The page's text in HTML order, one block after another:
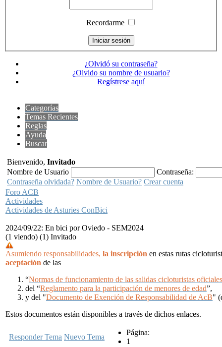
Recordarme
¿Olvidó su contraseña?
¿Olvido su nombre de usuario?
Regístrese aquí
Categorías
Temas Recientes
Reglas
Ayuda
Buscar
Bienvenido, Invitado
Nombre de Usuario
Contraseña:
Contraseña olvidada? Nombre de Usuario? Crear cuenta
Foro ACB
Actividades
Actividades de Asturies ConBici
2024/09/22: En bici por Oviedo - SEM2024
(1 viendo) (1) Invitado
Asumiendo responsabilidades, la inscripción en estas rutas
aceptación de las
“Normas de funcionamiento de las salidas cicloturistas oficiales
del “Reglamento para la participación de menores de edad”,
y del "Documento de Exención de Responsabilidad de AcB"
Estos documentos están disponibles a través de dichos enlaces.
Responder Tema Nuevo Tema
Página:
1